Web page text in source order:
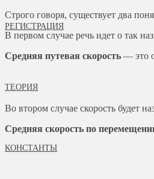
РЕГИСТРАЦИЯ
ТЕОРИЯ
КОНСТАНТЫ
Строго говоря, существует два
В первом случае речь идет о так
Средняя путевая скорость — это
Во втором случае скорость будет
Средняя скорость по